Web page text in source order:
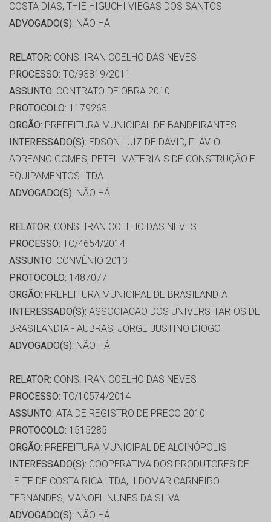
COSTA DIAS, THIE HIGUCHI VIEGAS DOS SANTOS
ADVOGADO(S): NÃO HÁ
RELATOR: CONS. IRAN COELHO DAS NEVES
PROCESSO: TC/93819/2011
ASSUNTO: CONTRATO DE OBRA 2010
PROTOCOLO: 1179263
ORGÃO: PREFEITURA MUNICIPAL DE BANDEIRANTES
INTERESSADO(S): EDSON LUIZ DE DAVID, FLAVIO
ADREANO GOMES, PETEL MATERIAIS DE CONSTRUÇÃO E
EQUIPAMENTOS LTDA
ADVOGADO(S): NÃO HÁ
RELATOR: CONS. IRAN COELHO DAS NEVES
PROCESSO: TC/4654/2014
ASSUNTO: CONVÊNIO 2013
PROTOCOLO: 1487077
ORGÃO: PREFEITURA MUNICIPAL DE BRASILANDIA
INTERESSADO(S): ASSOCIACAO DOS UNIVERSITARIOS DE
BRASILANDIA - AUBRAS, JORGE JUSTINO DIOGO
ADVOGADO(S): NÃO HÁ
RELATOR: CONS. IRAN COELHO DAS NEVES
PROCESSO: TC/10574/2014
ASSUNTO: ATA DE REGISTRO DE PREÇO 2010
PROTOCOLO: 1515285
ORGÃO: PREFEITURA MUNICIPAL DE ALCINÓPOLIS
INTERESSADO(S): COOPERATIVA DOS PRODUTORES DE
LEITE DE COSTA RICA LTDA, ILDOMAR CARNEIRO
FERNANDES, MANOEL NUNES DA SILVA
ADVOGADO(S): NÃO HÁ